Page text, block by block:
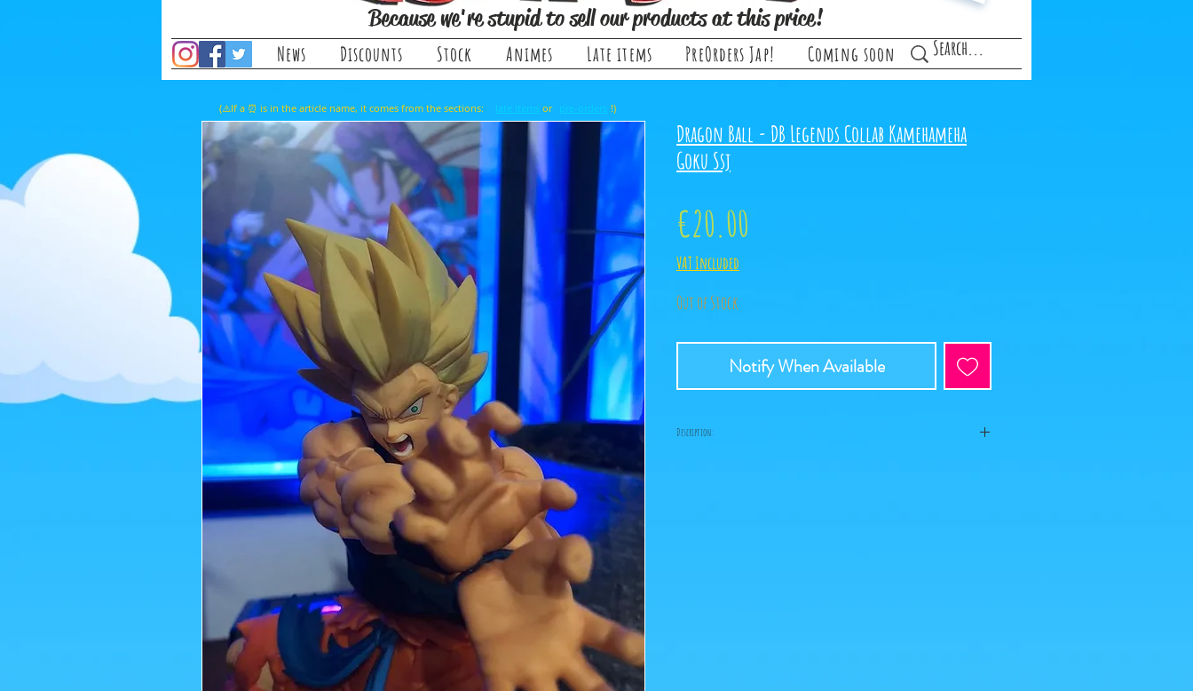
Because we're stupid to sell our products at this price!
News Discounts Stock Animes Late items PreOrders Jap! Coming soon
Dragon Ball - DB Legends Collab Kamehameha
Goku Ssj
€20.00
VAT Included
Out of Stock
Notify When Available
Description:
(⚠️If a ⏰ is in the article name, it comes from the sections: or !)
late items pre-orders